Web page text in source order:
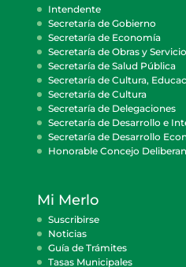
Intendente
Secretaría de Gobierno
Secretaría de Economía
Secretaría de Obras y
Secretaría de Salud Pública
Secretaría de Cultura,
Secretaría de Cultura
Secretaría de Delegaciones
Secretaría de Desarrollo e
Secretaría de Desarrollo
Honorable Concejo
Mi Merlo
Suscribirse
Noticias
Guía de Trámites
Tasas Municipales